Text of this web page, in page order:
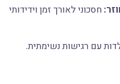
חסכוני לאורך זמן וידידותי
עם רגישות נשימתית.